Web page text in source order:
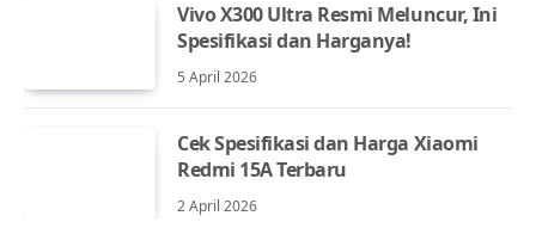
Vivo X300 Ultra Resmi Meluncur, Ini
Spesifikasi dan Harganya!
5 April 2026
Cek Spesifikasi dan Harga Xiaomi
Redmi 15A Terbaru
2 April 2026